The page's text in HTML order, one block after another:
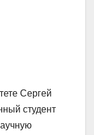
Сергей
студент